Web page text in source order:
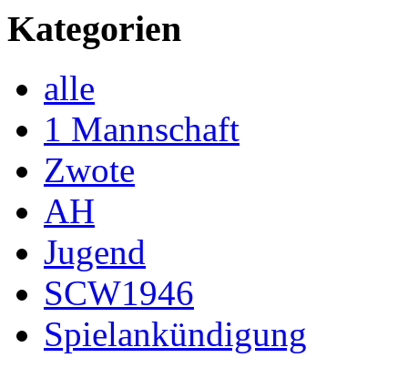
Kategorien
alle
1 Mannschaft
Zwote
AH
Jugend
SCW1946
Spielankündigung